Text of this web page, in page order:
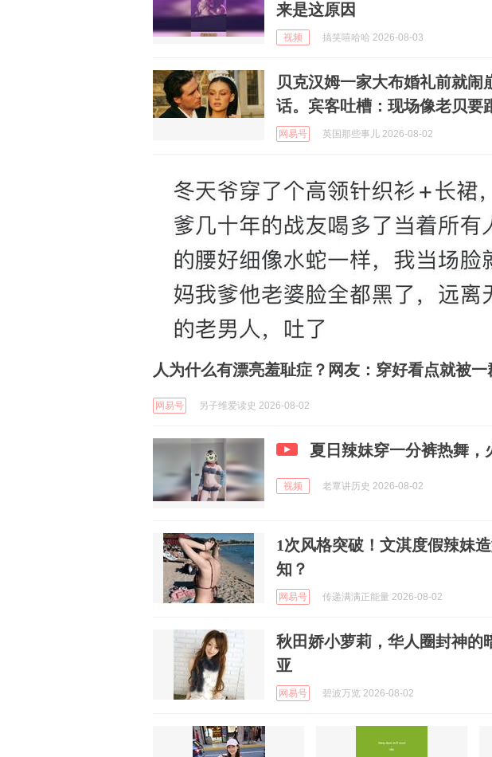
来是这原因
视频 搞笑嘻哈哈 2026-08-03
贝克汉姆一家大布婚礼前就闹
话。宾客吐槽：现场像老贝要
网易号 英国那些事儿 2026-08-02
人为什么有漂亮羞耻症？网友：穿好看点就被一
网易号 另子维爱读史 2026-08-02
夏日辣妹穿一分裤热舞，
视频 老覃讲历史 2026-08-02
1次风格突破！文淇度假辣妹
知？
网易号 传递满满正能量 2026-08-02
秋田娇小萝莉，华人圈封神的
亚
网易号 碧波万览 2026-08-02